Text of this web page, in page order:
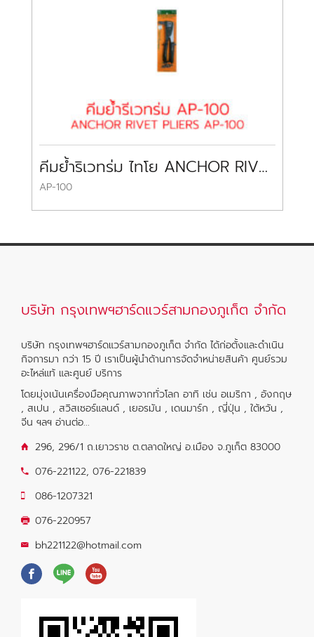
คีมย้ำริเวทร่ม ไทโย ANCHOR RIVET PLIERS TAIYO
AP-100
บริษัท กรุงเทพฯฮาร์ดแวร์สามกองภูเก็ต จำกัด
บริษัท กรุงเทพฯฮาร์ดแวร์สามกองภูเก็ต จำกัด ได้ก่อตั้งและดำเนิน
กิจการมา กว่า 15 ปี เราเป็นผู้นำด้านการจัดจำหน่ายสินค้า ศูนย์รวม
อะไหล่แท้ และศูนย์ บริการ
โดยมุ่งเน้นเครื่องมือคุณภาพจากทั่วโลก อาทิ เช่น อเมริกา , อังกฤษ
, สเปน , สวิสเซอร์แลนด์ , เยอรมัน , เดนมาร์ก , ญี่ปุ่น , ใต้หวัน ,
จีน ฯลฯ อ่านต่อ...
296, 296/1 ถ.เยาวราช ต.ตลาดใหญ่ อ.เมือง จ.ภูเก็ต 83000
076-221122, 076-221839
086-1207321
076-220957
bh221122@hotmail.com